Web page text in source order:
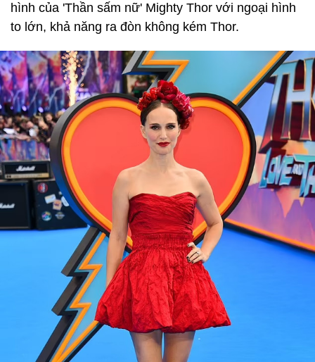
hình của 'Thần sấm nữ' Mighty Thor với ngoại hình
to lớn, khả năng ra đòn không kém Thor.